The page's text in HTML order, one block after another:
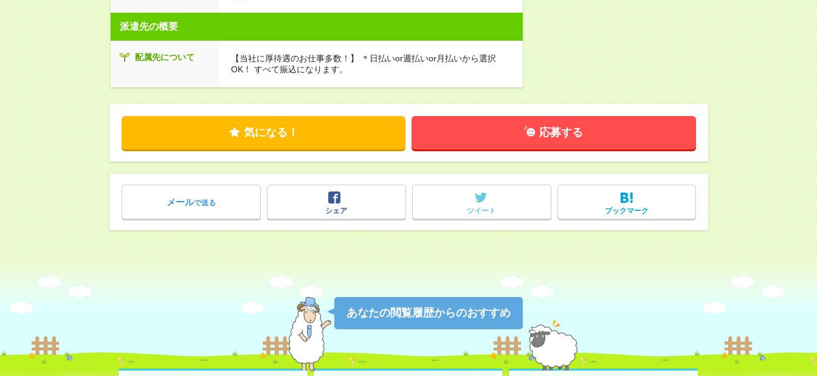
派遣先の概要
配属先について
【当社に厚待遇のお仕事多数！】 ＊日払いor週払いor月払いから選択
OK！ すべて振込になります。
気になる！ 応募する
メールで送る
シェア
ツイート ブックマーク
あなたの閲覧履歴からのおすすめ